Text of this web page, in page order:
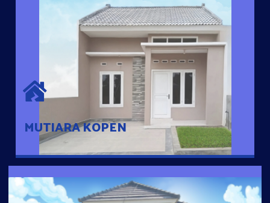
MUTIARA KOPEN
MUTIARA KOPEN
Hunian nyaman dengan suasana pedesaan. 10 menit dari pusat
kota, 2 menit dari Ring Road